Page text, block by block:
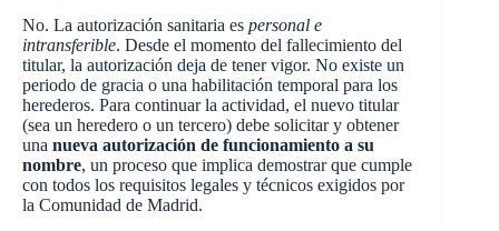
No. La autorización sanitaria es personal e
intransferible. Desde el momento del fallecimiento del
titular, la autorización deja de tener vigor. No existe un
periodo de gracia o una habilitación temporal para los
herederos. Para continuar la actividad, el nuevo titular
(sea un heredero o un tercero) debe solicitar y obtener
una nueva autorización de funcionamiento a su
nombre, un proceso que implica demostrar que cumple
con todos los requisitos legales y técnicos exigidos por
la Comunidad de Madrid.